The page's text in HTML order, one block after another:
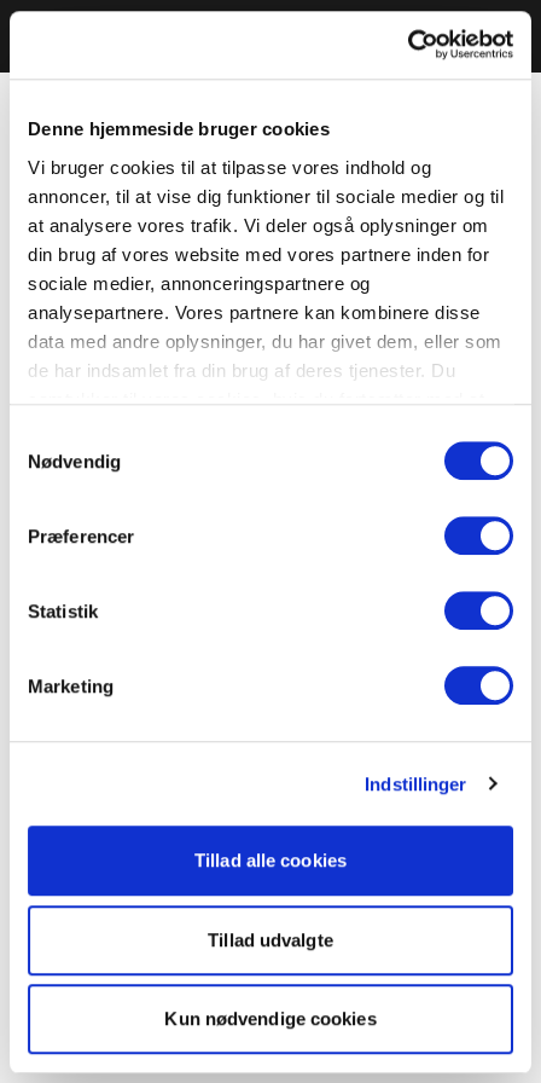
Denne hjemmeside bruger cookies
Vi bruger cookies til at tilpasse vores indhold og
annoncer, til at vise dig funktioner til sociale medier og til
at analysere vores trafik. Vi deler også oplysninger om
din brug af vores website med vores partnere inden for
sociale medier, annonceringspartnere og
analysepartnere. Vores partnere kan kombinere disse
data med andre oplysninger, du har givet dem, eller som
de har indsamlet fra din brug af deres tjenester. Du
Nødvendig
Præferencer
Statistik
Marketing
Indstillinger
Tillad alle cookies
Tillad udvalgte
Kun nødvendige cookies